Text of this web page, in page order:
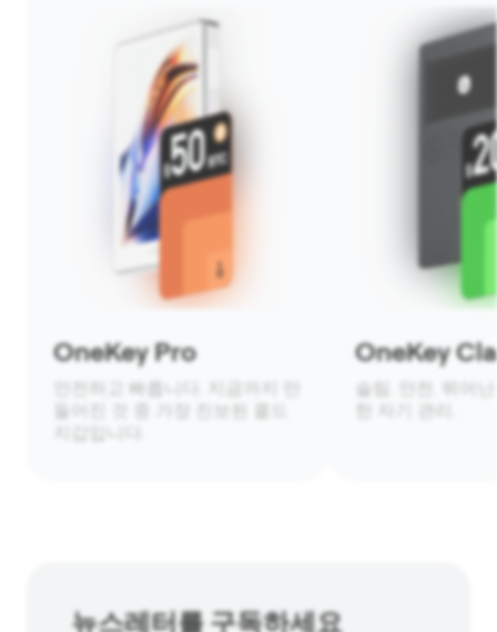
OneKey Pro
안전하고 빠릅니다. 지금까지 만
들어진 것 중 가장 진보된 콜드
OneKey
슬림. 안전. 뛰어
뉴스레터를 구독하세요